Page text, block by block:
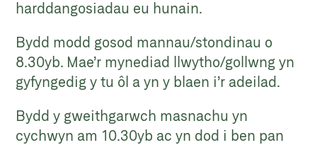
harddangosiadau eu hunain.
Bydd modd gosod mannau/stondinau o
8.30yb. Mae’r mynediad llwytho/gollwng yn
gyfyngedig y tu ôl a yn y blaen i’r adeilad.
Bydd y gweithgarwch masnachu yn
cychwyn am 10.30yb ac yn dod i ben pan